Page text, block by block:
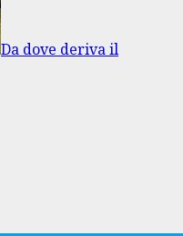
Da dove deriva il